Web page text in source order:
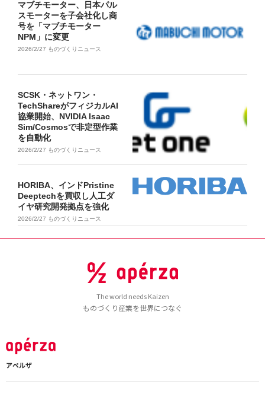
マブチモーター、日本パル
スモーターを子会社化し商
号を「マブチモーター
NPM」に変更
2026/2/27 ものづくりニュース
SCSK・ネットワン・
TechShareがフィジカルAI
協業開始、NVIDIA Isaac
Sim/Cosmosで非定型作業
を自動化
2026/2/27 ものづくりニュース
HORIBA、インドPristine
Deeptechを買収し人工ダ
イヤ研究開発拠点を強化
2026/2/27 ものづくりニュース
The world needs Kaizen
ものづくり産業を世界につなぐ
アペルザ